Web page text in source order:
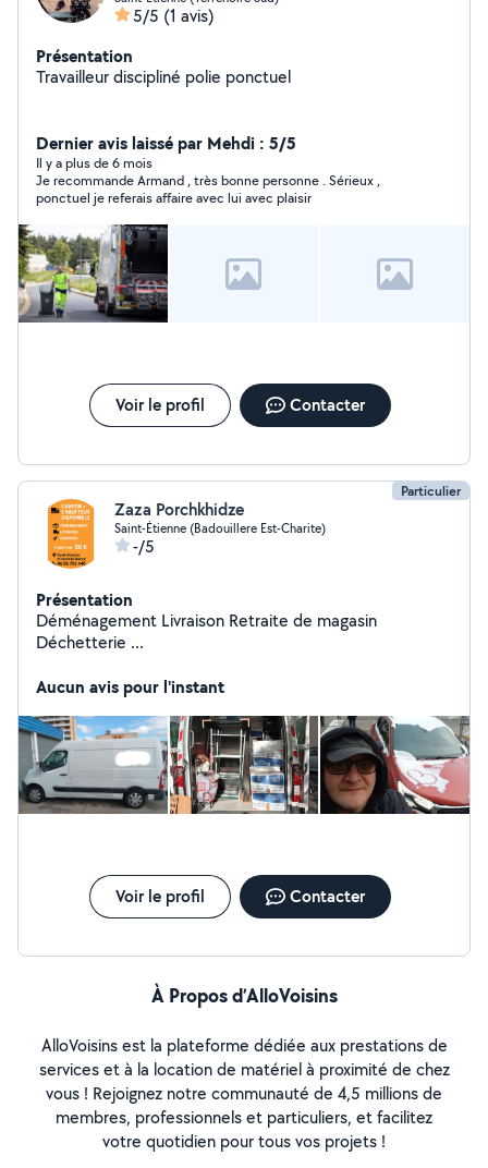
5/5 (1 avis)
Présentation
Travailleur discipliné polie ponctuel
Dernier avis laissé par Mehdi : 5/5
Il y a plus de 6 mois
Je recommande Armand , très bonne personne . Sérieux ,
ponctuel je referais affaire avec lui avec plaisir
Voir le profil Contacter
Particulier
Zaza Porchkhidze
Saint-Étienne (Badouillere Est-Charite)
-/5
Présentation
Déménagement Livraison Retraite de magasin
Déchetterie ...
Aucun avis pour l'instant
Voir le profil Contacter
À Propos d’AlloVoisins
AlloVoisins est la plateforme dédiée aux prestations de
services et à la location de matériel à proximité de chez
vous ! Rejoignez notre communauté de 4,5 millions de
membres, professionnels et particuliers, et facilitez
votre quotidien pour tous vos projets !